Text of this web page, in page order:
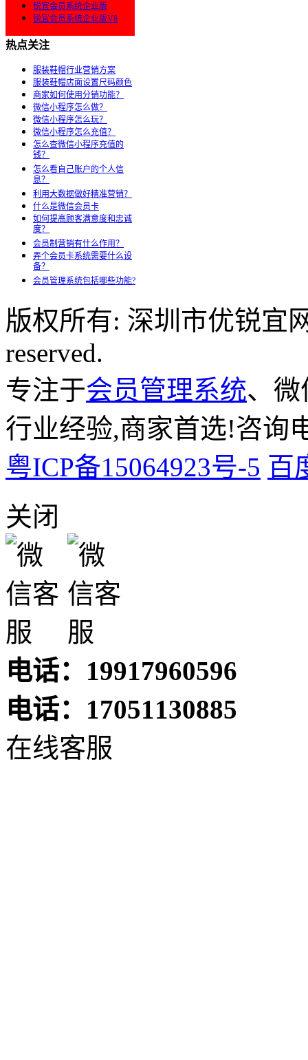
锐宜会员系统企业版
锐宜会员系统企业版V8
热点关注
服装鞋帽行业营销方案
服装鞋帽店面设置尺码颜色
商家如何使用分销功能？
微信小程序怎么做？
微信小程序怎么玩？
微信小程序怎么充值？
怎么查微信小程序充值的
钱？
怎么看自己账户的个人信
息？
利用大数据做好精准营销？
什么是微信会员卡
如何提高顾客满意度和忠诚
度？
会员制营销有什么作用？
弄个会员卡系统需要什么设
备？
会员管理系统包括哪些功能?
版权所有: 深圳市优锐宜
reserved.
专注于会员管理系统、
行业经验,商家首选!咨询
粤ICP备15064923号-5 百
关闭
电话：19917960596
电话：17051130885
在线客服